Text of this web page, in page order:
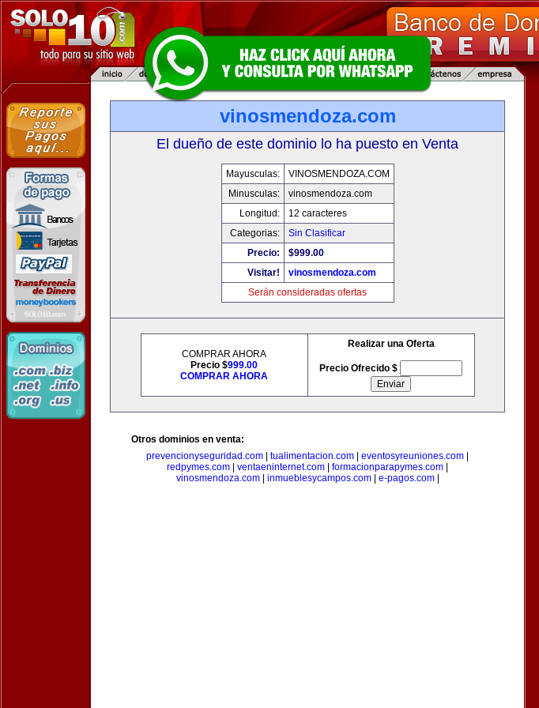
vinosmendoza.com
El dueño de este dominio lo ha puesto en Venta
Mayusculas:
VINOSMENDOZA.COM
Minusculas:
vinosmendoza.com
Longitud:
12 caracteres
Categorias:
Sin Clasificar
Precio:
$999.00
Visitar!
vinosmendoza.com
Serán consideradas ofertas
COMPRAR AHORA
Precio $999.00
COMPRAR AHORA
Realizar una Oferta
Precio Ofrecido $
Otros dominios en venta:
prevencionyseguridad.com
tualimentacion.com eventosyreuniones.com
redpymes.com
ventaeninternet.com formacionparapymes.com
vinosmendoza.com| inmueblesycampos.com| e-pagos.com|